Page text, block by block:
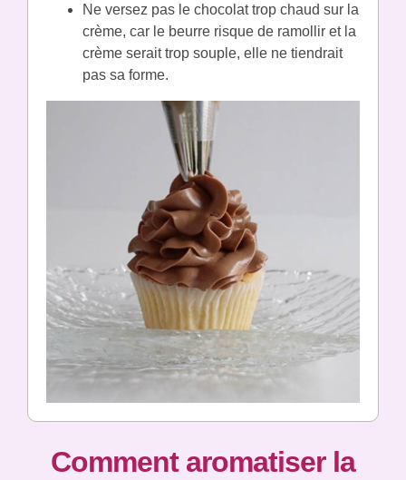
Ne versez pas le chocolat trop chaud sur la
crème, car le beurre risque de ramollir et la
crème serait trop souple, elle ne tiendrait
pas sa forme.
Comment aromatiser la